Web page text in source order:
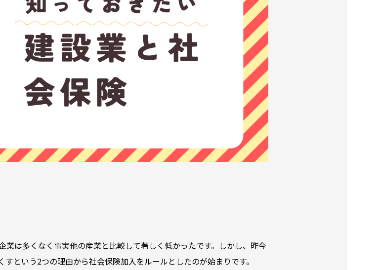
は多くなく事実他の産業と比較して著しく低かったです。しかし、昨今
という2つの理由から社会保険加入をルールとしたのが始まりです。